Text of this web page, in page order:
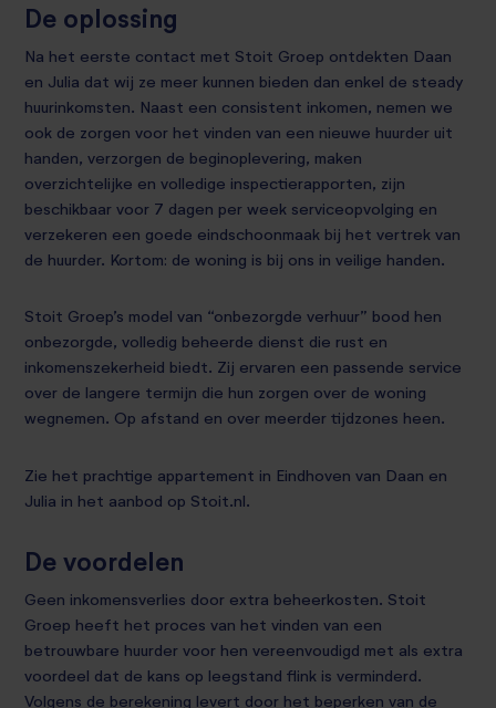
De oplossing
Na het eerste contact met Stoit Groep ontdekten Daan
en Julia dat wij ze meer kunnen bieden dan enkel de steady
huurinkomsten. Naast een consistent inkomen, nemen we
ook de zorgen voor het vinden van een nieuwe huurder uit
handen, verzorgen de beginoplevering, maken
overzichtelijke en volledige inspectierapporten, zijn
beschikbaar voor 7 dagen per week serviceopvolging en
verzekeren een goede eindschoonmaak bij het vertrek van
de huurder. Kortom: de woning is bij ons in veilige handen.
Stoit Groep’s model van “onbezorgde verhuur” bood hen
onbezorgde, volledig beheerde dienst die rust en
inkomenszekerheid biedt. Zij ervaren een passende service
over de langere termijn die hun zorgen over de woning
wegnemen. Op afstand en over meerder tijdzones heen.
Zie het prachtige appartement in Eindhoven van Daan en
Julia in het aanbod op Stoit.nl.
De voordelen
Geen inkomensverlies door extra beheerkosten. Stoit
Groep heeft het proces van het vinden van een
betrouwbare huurder voor hen vereenvoudigd met als extra
voordeel dat de kans op leegstand flink is verminderd.
Volgens de berekening levert door het beperken van de